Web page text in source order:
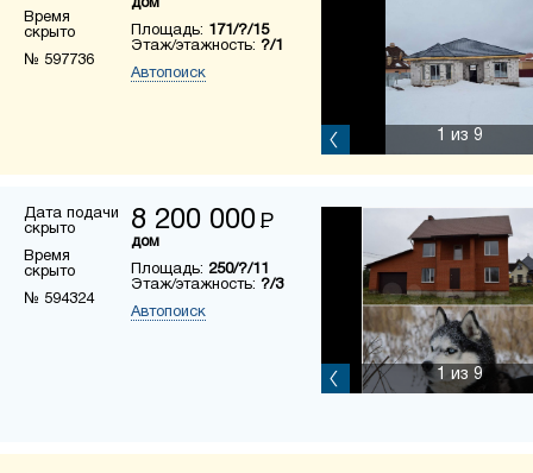
Время
скрыто
№ 597736
дом
Площадь: 171/?/15
Этаж/этажность: ?/1
Автопоиск
1 из 9
Дата подачи
скрыто
Время
скрыто
№ 594324
8 200 000 Р
дом
Площадь: 250/?/11
Этаж/этажность: ?/3
Автопоиск
1 из 9